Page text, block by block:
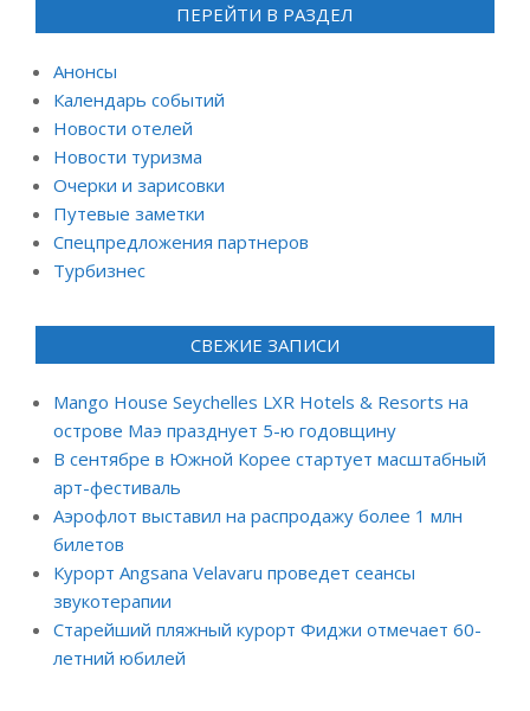
ПЕРЕЙТИ В РАЗДЕЛ
Анонсы
Календарь событий
Новости отелей
Новости туризма
Очерки и зарисовки
Путевые заметки
Спецпредложения партнеров
Турбизнес
СВЕЖИЕ ЗАПИСИ
Mango House Seychelles LXR Hotels & Resorts на
острове Маэ празднует 5-ю годовщину
В сентябре в Южной Корее стартует масштабный
арт-фестиваль
Аэрофлот выставил на распродажу более 1 млн
билетов
Курорт Angsana Velavaru проведет сеансы
звукотерапии
Старейший пляжный курорт Фиджи отмечает 60-
летний юбилей